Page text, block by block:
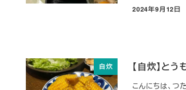
投稿日
2024年9月12日
自炊 【自炊】と
こんにちは、つ